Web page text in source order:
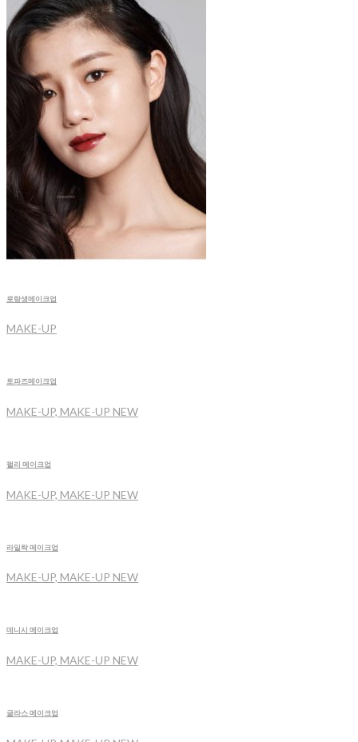
로랑생메이크업
MAKE-UP
토파즈메이크업
MAKE-UP, MAKE-UP NEW
펄리 메이크업
MAKE-UP, MAKE-UP NEW
라일락 메이크업
MAKE-UP, MAKE-UP NEW
데니시 메이크업
MAKE-UP, MAKE-UP NEW
글라스 메이크업